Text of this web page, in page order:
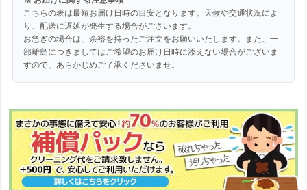
こちらの表は最短お届け日時の目安となります。天候や交通状況によ
り、配送に遅延が発生する場合がございます。
お急ぎの場合は、余裕を持ったご注文をお願いいたします。また、一
部離島につきましてはご希望のお届け日時に添えない場合がございま
すので、あらかじめご了承くださいませ。